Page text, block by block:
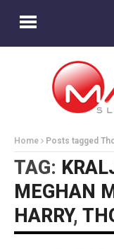
Home Posts tagged
TAG:
MEGHAN
HARRY,